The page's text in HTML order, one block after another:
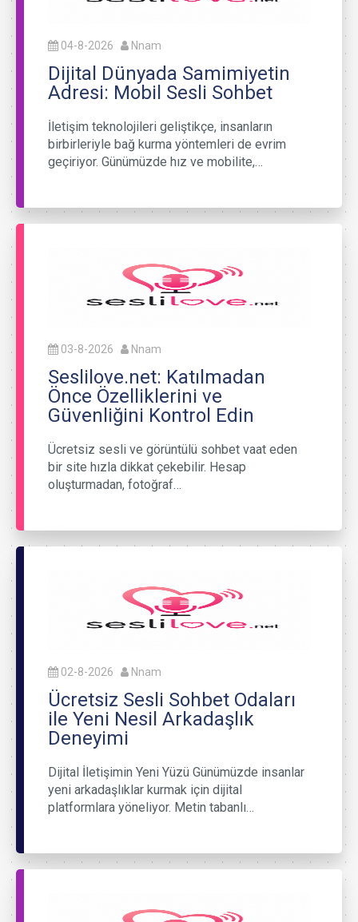
04-8-2026 Nnam
Dijital Dünyada Samimiyetin
Adresi: Mobil Sesli Sohbet
İletişim teknolojileri geliştikçe, insanların
birbirleriyle bağ kurma yöntemleri de evrim
geçiriyor. Günümüzde hız ve mobilite,…
03-8-2026 Nnam
Seslilove.net: Katılmadan
Önce Özelliklerini ve
Güvenliğini Kontrol Edin
Ücretsiz sesli ve görüntülü sohbet vaat eden
bir site hızla dikkat çekebilir. Hesap
oluşturmadan, fotoğraf…
02-8-2026 Nnam
Ücretsiz Sesli Sohbet Odaları
ile Yeni Nesil Arkadaşlık
Deneyimi
Dijital İletişimin Yeni Yüzü Günümüzde insanlar
yeni arkadaşlıklar kurmak için dijital
platformlara yöneliyor. Metin tabanlı…